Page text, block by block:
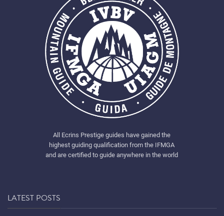
All Ecrins Prestige guides have gained the
highest guiding qualification from the IFMGA
and are certified to guide anywhere in the world
LATEST POSTS